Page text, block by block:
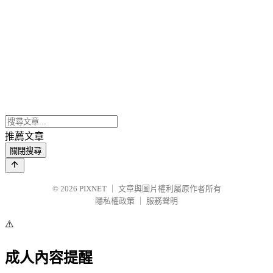
推薦文章
關閉搜尋
© 2026 PIXNET
文章與圖片權利屬原作者所有
隱私權政策
服務聲明
⚠️
成人內容提醒